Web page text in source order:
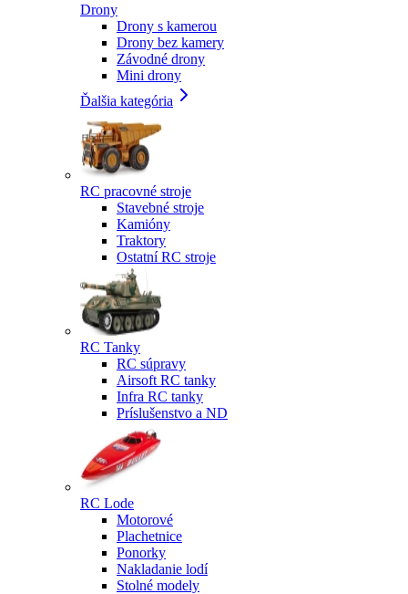
Drony
Drony s kamerou
Drony bez kamery
Závodné drony
Mini drony
Ďalšia kategória
RC pracovné stroje
Stavebné stroje
Kamióny
Traktory
Ostatní RC stroje
RC Tanky
RC súpravy
Airsoft RC tanky
Infra RC tanky
Príslušenstvo a ND
RC Lode
Motorové
Plachetnice
Ponorky
Nakladanie lodí
Stolné modely